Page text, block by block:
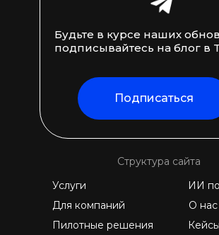
Подписаться
Будьте в курсе наших
подписывайтесь на блог в
Для компаний
ИИ
Пилотные решения
Услуги
Кейсы
О нас
Структура сайта